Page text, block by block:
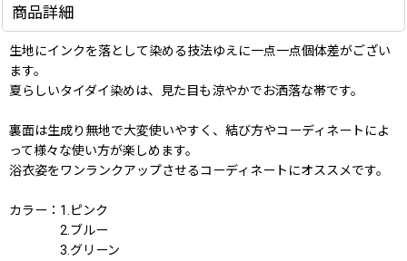
商品詳細
生地にインクを落として染める技法ゆえに一点一点個体差がござい
ます。
夏らしいタイダイ染めは、見た目も涼やかでお洒落な帯です。
裏面は生成り無地で大変使いやすく、結び方やコーディネートによ
って様々な使い方が楽しめます。
浴衣姿をワンランクアップさせるコーディネートにオススメです。
カラー：1.ピンク
2.ブルー
3.グリーン